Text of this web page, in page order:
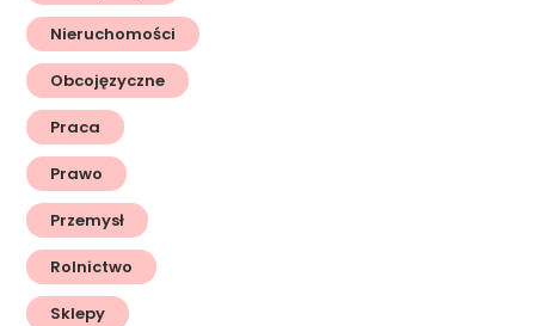
Nieruchomości
Obcojęzyczne
Praca
Prawo
Przemysł
Rolnictwo
Sklepy